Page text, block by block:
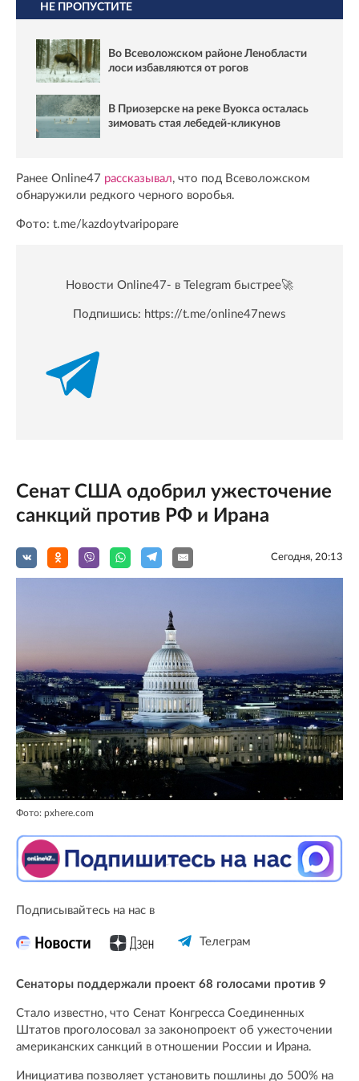
НЕ ПРОПУСТИТЕ
Во Всеволожском районе Ленобласти
лоси избавляются от рогов
В Приозерске на реке Вуокса осталась
зимовать стая лебедей-кликунов
Ранее Online47 рассказывал, что под Всеволожском
обнаружили редкого черного воробья.
Фото: t.me/kazdoytvaripopare
Новости Online47- в Telegram быстрее🚀
Подпишись: https://t.me/online47news
Сенат США одобрил ужесточение
санкций против РФ и Ирана
Сегодня, 20:13
Фото: pxhere.com
Подписывайтесь на нас в
Телеграм
Сенаторы поддержали проект 68 голосами против 9
Стало известно, что Сенат Конгресса Соединенных
Штатов проголосовал за законопроект об ужесточении
американских санкций в отношении России и Ирана.
Инициатива позволяет установить пошлины до 500% на